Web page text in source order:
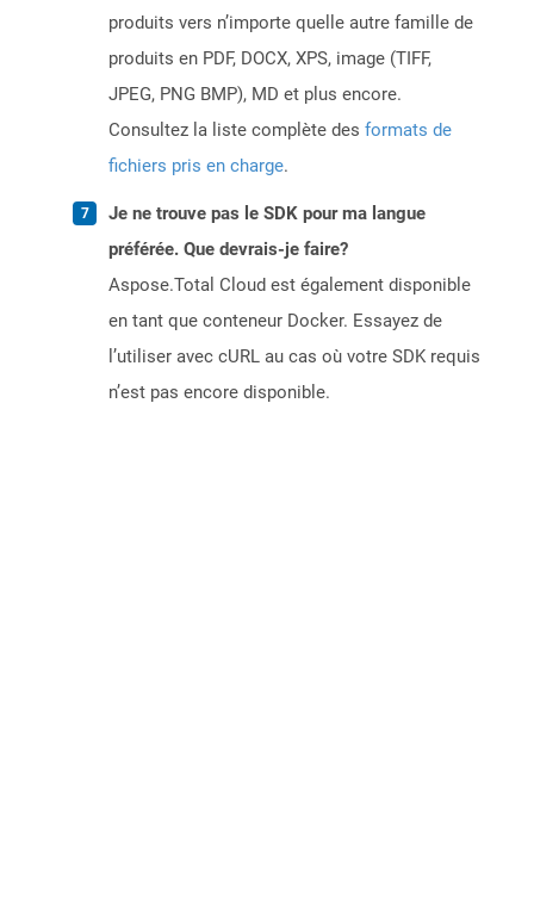
produits vers n’importe quelle autre famille de
produits en PDF, DOCX, XPS, image (TIFF,
JPEG, PNG BMP), MD et plus encore.
Consultez la liste complète des formats de
fichiers pris en charge.
Je ne trouve pas le SDK pour ma langue
préférée. Que devrais-je faire?
Aspose.Total Cloud est également disponible
en tant que conteneur Docker. Essayez de
l’utiliser avec cURL au cas où votre SDK requis
n’est pas encore disponible.